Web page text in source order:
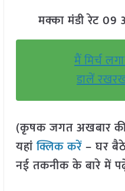
मक्का मंडी रेट
मैं मिर्च
डालें
(कृषक जगत अखबार
यहांक्लिक करें– घर बैठे
नई तकनीक के बारे में